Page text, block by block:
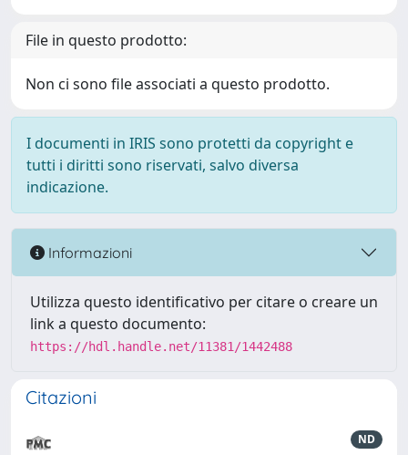
File in questo prodotto:
Non ci sono file associati a questo prodotto.
I documenti in IRIS sono protetti da copyright e
tutti i diritti sono riservati, salvo diversa
indicazione.
Informazioni
Utilizza questo identificativo per citare o creare un
link a questo documento:
https://hdl.handle.net/11381/1442488
Citazioni
ND